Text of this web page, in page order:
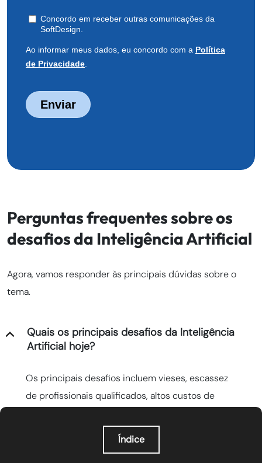
Perguntas frequentes sobre os
desafios da Inteligência Artificial
Agora, vamos responder às principais dúvidas sobre o
tema.
Quais os principais desafios da Inteligência
Artificial hoje?
Os principais desafios incluem vieses, escassez
de profissionais qualificados, altos custos de
legados e custos com manutenção contínua dos
O que é orquestração de agentes de IA?
Índice